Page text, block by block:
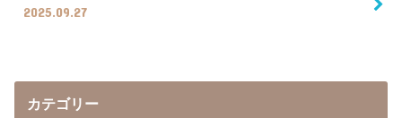
2025.09.27
カテゴリー